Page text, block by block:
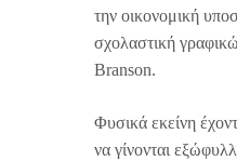
την οικονομική
σχολαστική
Branson.
Φυσικά εκείνη
να γίνονται